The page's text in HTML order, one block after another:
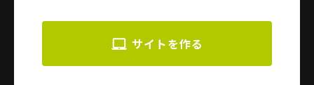
サイトを作る